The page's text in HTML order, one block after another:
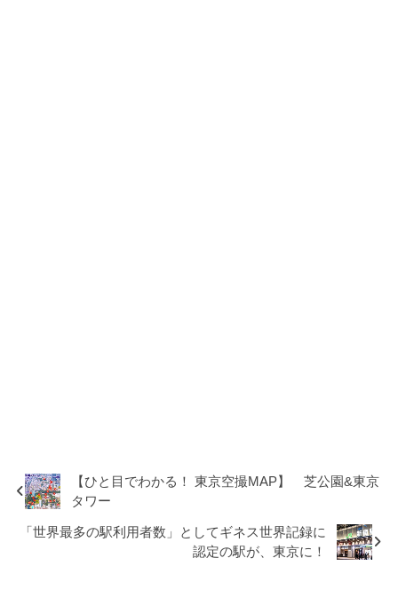
【ひと目でわかる！ 東京空撮MAP】 芝公園&東京
タワー
「世界最多の駅利用者数」としてギネス世界記録に
認定の駅が、東京に！